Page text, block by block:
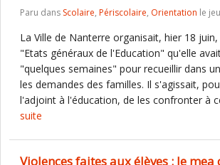
Paru dans Scolaire, Périscolaire, Orientation le
La Ville de Nanterre organisait, hier 18
"Etats généraux de l'Education" qu'elle
"quelques semaines" pour recueillir dans
les demandes des familles. Il s'agissait,
l'adjoint à l'éducation, de les confronter à
suite
Violences faites aux élèves : le mea